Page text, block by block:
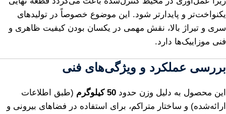
یکنواخت‌تر و پایدارتر شود. این موضوع خصوصاً در تولیدهای
سری و تیراژ بالا، نقش مهمی در یکسان بودن کیفیت ظاهری و
فنی موزاییک‌ها دارد.
بررسی عملکرد و ویژگی‌های فنی
این محصول به دلیل وزن حدود 50 کیلوگرم
(طبق اطلاعات
ارائه‌شده) و ساختار متراکم، برای استفاده در فضاهای بیرونی و